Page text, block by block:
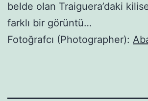
belde olan Traiguera’daki
farklı bir görüntü…
Fotoğrafcı (Photographer):